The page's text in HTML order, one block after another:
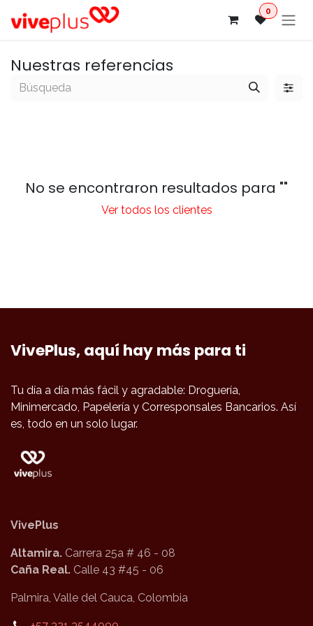
0
Nuestras referencias
No se encontraron resultados para ""
Ver todos los clientes
VivePlus, aquí hay más para ti
Tu día a día más fácil y agradable: Droguería,
Minimercado, Papelería y Corresponsales Bancarios. Así
es, todo en un solo lugar.
VivePlus
Altamira. Carrera 25a # 46 - 08
Caña Real. Calle 43 #45 - 06
Palmira, Valle del Cauca, Colombia